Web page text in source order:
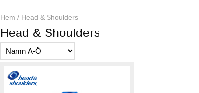
Hem / Head & Shoulders
Head & Shoulders